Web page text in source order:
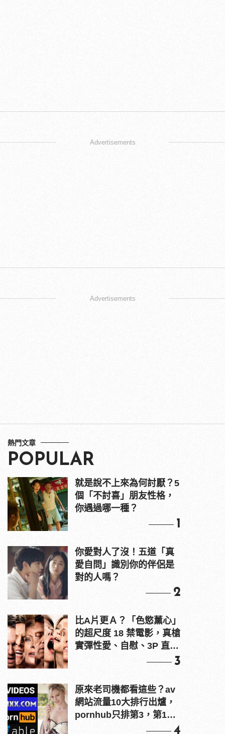
Advertisements
Advertisements
熱門文章
POPULAR
就是說不上來為何討厭？5
個「不討喜」朋友性格，
你遇過哪一種？
1
你愛對人了沒！五道「真
愛自問」識別你的伴侶是
對的人嗎？
2
比A片更Ａ？「色慾薰心」
的超尺度 18 禁電影，真槍
實彈性愛、自慰、3P 直接
3
原來老司機都看這些？av
網站流量10大排行出爐，
pornhub只排第3，第1名
4